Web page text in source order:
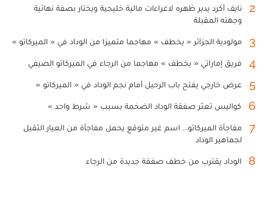
2
نايف أكرد يدير ظهره لاغراءات مالية خليجية ويختار بصفة نهائية
وجهته المقبلة
3 مولودية الجزائر « يخطف » مهاجما متميزا من الوداد في « الميركاتو »
4 فريق إماراتي « يخطف » مهاجما من الرجاء في الميركاتو الصيفي
5 عرض خارجي يفتح باب الرحيل أمام نجم الوداد في « الميركاتو »
6 كواليس تعثر صفقة الوداد الضخمة بسبب « شرط واحد »
7
مفاجأة الميركاتو... اسم غير متوقع يحمل مفاجأة من العيار الثقيل
لجماهير الوداد
8 الوداد يقترب من خطف صفقة جديدة من الرجاء